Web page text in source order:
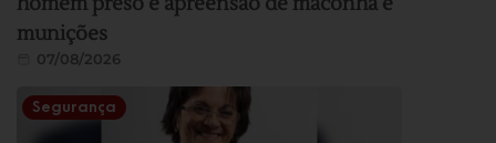
munições
07/08/2026
Segurança